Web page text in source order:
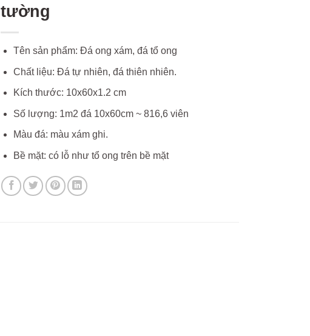
tường
Tên sản phẩm: Đá ong xám, đá tổ ong
Chất liệu: Đá tự nhiên, đá thiên nhiên.
Kích thước: 10x60x1.2 cm
Số lượng: 1m2 đá 10x60cm ~ 816,6 viên
Màu đá: màu xám ghi.
Bề mặt: có lỗ như tổ ong trên bề mặt